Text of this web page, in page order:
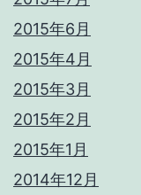
2015年6月
2015年4月
2015年3月
2015年2月
2015年1月
2014年12月